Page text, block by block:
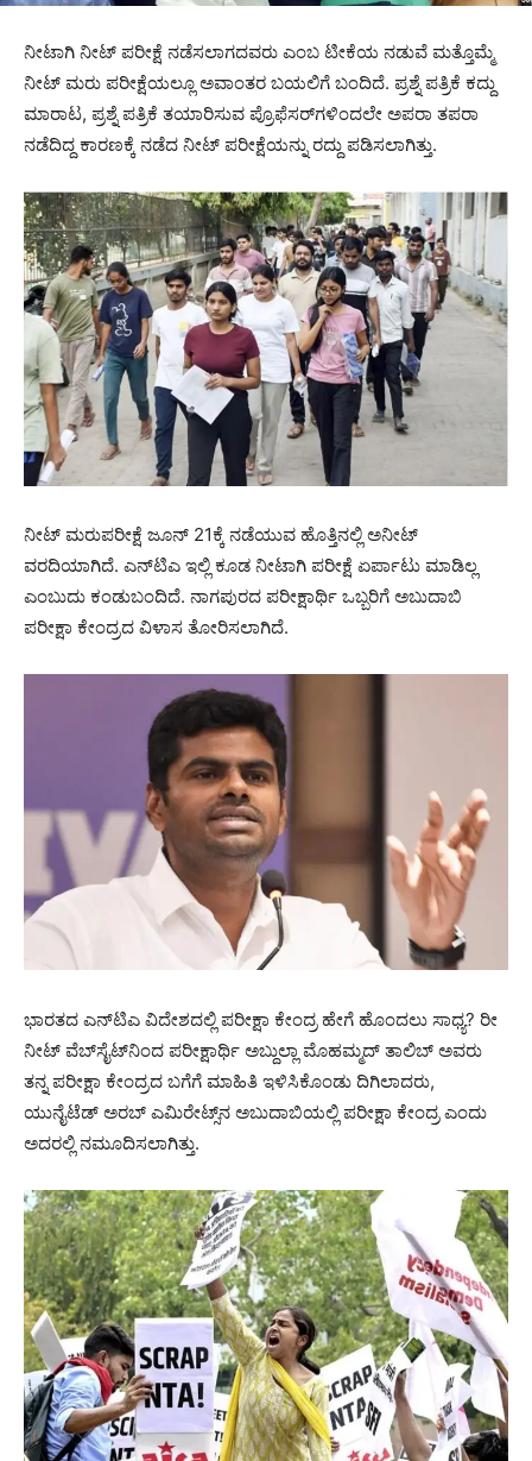
ನೀಟಾಗಿ ನೀಟ್ ಪರೀಕ್ಷೆ ನಡೆಸಲಾಗದವರು ಎಂಬ ಟೀಕೆಯ ನಡುವೆ ಮತ್ತೊಮ್ಮೆ
ನೀಟ್ ಮರು ಪರೀಕ್ಷೆಯಲ್ಲೂ ಅವಾಂತರ ಬಯಲಿಗೆ ಬಂದಿದೆ. ಪ್ರಶ್ನೆ ಪತ್ರಿಕೆ ಕದ್ದು
ಮಾರಾಟ, ಪ್ರಶ್ನೆ ಪತ್ರಿಕೆ ತಯಾರಿಸುವ ಪ್ರೊಫೆಸರ್‌ಗಳಿಂದಲೇ ಅಪರಾ ತಪರಾ
ನಡೆದಿದ್ದ ಕಾರಣಕ್ಕೆ ನಡೆದ ನೀಟ್ ಪರೀಕ್ಷೆಯನ್ನು ರದ್ದು ಪಡಿಸಲಾಗಿತ್ತು.
ನೀಟ್ ಮರುಪರೀಕ್ಷೆ ಜೂನ್ 21ಕ್ಕೆ ನಡೆಯುವ ಹೊತ್ತಿನಲ್ಲಿ ಅನೀಟ್
ವರದಿಯಾಗಿದೆ. ಎನ್‌ಟಿಎ ಇಲ್ಲಿ ಕೂಡ ನೀಟಾಗಿ ಪರೀಕ್ಷೆ ಏರ್ಪಾಟು ಮಾಡಿಲ್ಲ
ಎಂಬುದು ಕಂಡುಬಂದಿದೆ. ನಾಗಪುರದ ಪರೀಕ್ಷಾರ್ಥಿ ಒಬ್ಬರಿಗೆ ಅಬುದಾಬಿ
ಪರೀಕ್ಷಾ ಕೇಂದ್ರದ ವಿಳಾಸ ತೋರಿಸಲಾಗಿದೆ.
ಭಾರತದ ಎನ್‌ಟಿಎ ವಿದೇಶದಲ್ಲಿ ಪರೀಕ್ಷಾ ಕೇಂದ್ರ ಹೇಗೆ ಹೊಂದಲು ಸಾಧ್ಯ? ರೀ
ನೀಟ್ ವೆಬ್‌ಸೈಟ್‌ನಿಂದ ಪರೀಕ್ಷಾರ್ಥಿ ಅಬ್ದುಲ್ಲಾ ಮೊಹಮ್ಮದ್ ತಾಲಿಬ್ ಅವರು
ತನ್ನ ಪರೀಕ್ಷಾ ಕೇಂದ್ರದ ಬಗೆಗೆ ಮಾಹಿತಿ ಇಳಿಸಿಕೊಂಡು ದಿಗಿಲಾದರು,
ಯುನೈಟೆಡ್ ಅರಬ್ ಎಮಿರೇಟ್ಸ್‌ನ ಅಬುದಾಬಿಯಲ್ಲಿ ಪರೀಕ್ಷಾ ಕೇಂದ್ರ ಎಂದು
ಅದರಲ್ಲಿ ನಮೂದಿಸಲಾಗಿತ್ತು.